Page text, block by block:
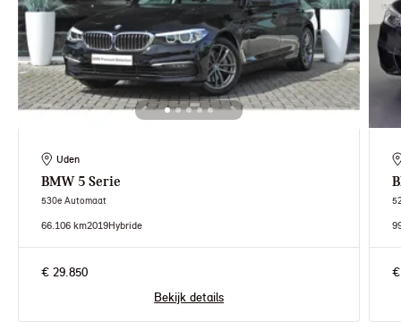
Uden
BMW 5 Serie
530e Automaat
66.106 km2019Hybride
€ 29.850
Bekijk details